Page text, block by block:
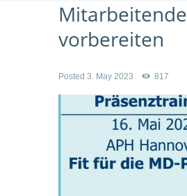
Mitarbeitende
vorbereiten
Posted 3. May 2023 817